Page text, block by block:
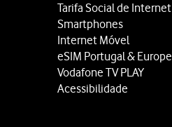
Tarifa Social de Internet
Smartphones
Internet Móvel
eSIM Portugal & Europe
Vodafone TV PLAY
Acessibilidade